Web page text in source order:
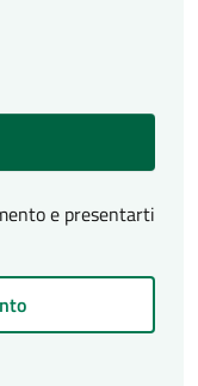
e presentarti